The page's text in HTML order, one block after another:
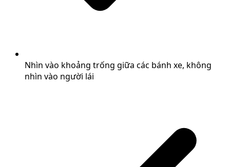
Nhìn vào khoảng trống giữa các bánh xe, không
nhìn vào người lái